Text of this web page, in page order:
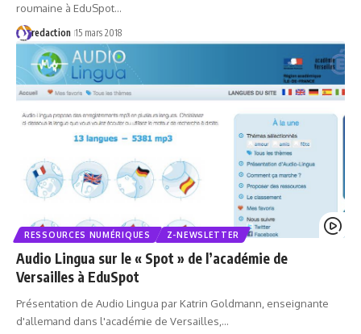
roumaine à EduSpot…
redaction 15 mars 2018
RESSOURCES NUMÉRIQUES Z-NEWSLETTER
Audio Lingua sur le « Spot » de l’académie de
Versailles à EduSpot
Présentation de Audio Lingua par Katrin Goldmann, enseignante
d'allemand dans l'académie de Versailles,…